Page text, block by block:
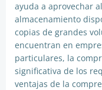
ayuda a aprovechar
almacenamiento
copias de grandes
encuentran en
particulares, la
significativa de los
ventajas de la